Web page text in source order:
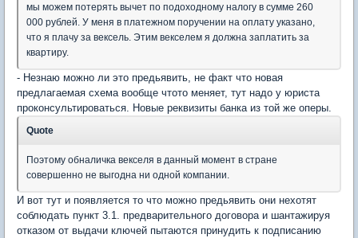
мы можем потерять вычет по подоходному налогу в сумме 260
000 рублей. У меня в платежном поручении на оплату указано,
что я плачу за вексель. Этим векселем я должна заплатить за
квартиру.
- Незнаю можно ли это предьявить, не факт что новая
предлагаемая схема вообще чтото меняет, тут надо у юриста
проконсультироваться. Новые реквизиты банка из той же оперы.
Quote
Поэтому обналичка векселя в данный момент в стране
совершенно не выгодна ни одной компании.
И вот тут и появляется то что можно предьявить они нехотят
соблюдать пункт 3.1. предварительного договора и шантажируя
отказом от выдачи ключей пытаются принудить к подписанию